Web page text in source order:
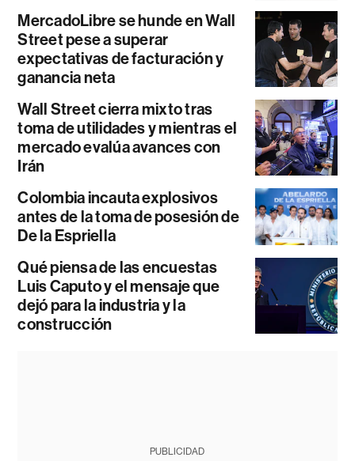
MercadoLibre se hunde en Wall
Street pese a superar
expectativas de facturación y
ganancia neta
Wall Street cierra mixto tras
toma de utilidades y mientras el
mercado evalúa avances con
Irán
Colombia incauta explosivos
antes de la toma de posesión de
De la Espriella
Qué piensa de las encuestas
Luis Caputo y el mensaje que
dejó para la industria y la
construcción
PUBLICIDAD